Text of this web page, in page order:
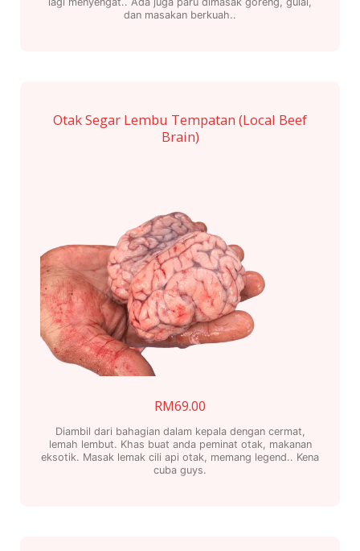
dan masakan berkuah..
Otak Segar Lembu Tempatan (Local Beef
Brain)
RM69.00
Diambil dari bahagian dalam kepala dengan cermat,
lemah lembut. Khas buat anda peminat otak, makanan
eksotik. Masak lemak cili api otak, memang legend.. Kena
cuba guys.